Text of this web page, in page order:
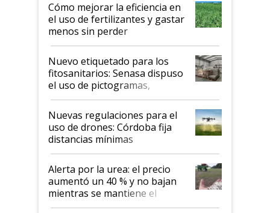
Cómo mejorar la eficiencia en
el uso de fertilizantes y gastar
menos sin perder
productividad en la campaña
fina
Nuevo etiquetado para los
fitosanitarios: Senasa dispuso
el uso de pictogramas,
palabras de advertencia e
indicaciones
Nuevas regulaciones para el
uso de drones: Córdoba fija
distancias mínimas
Alerta por la urea: el precio
aumentó un 40 % y no bajan
mientras se mantiene el
conflicto en Medio Oriente